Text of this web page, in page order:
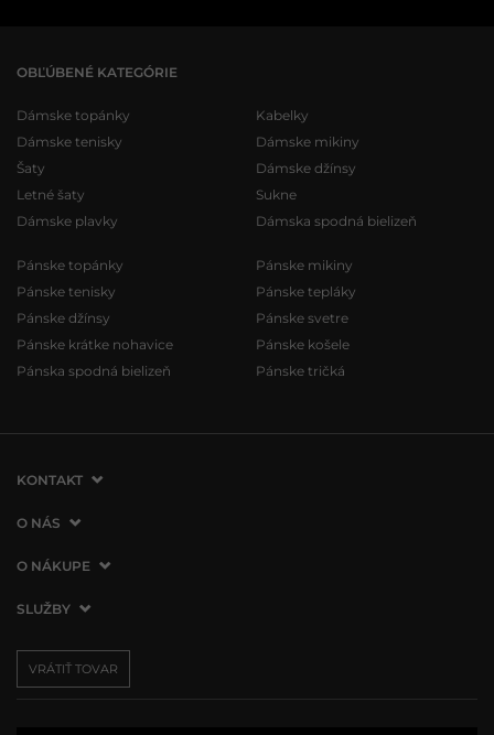
OBĽÚBENÉ KATEGÓRIE
Dámske topánky
Dámske tenisky
Šaty
Letné šaty
Dámske plavky
Kabelky
Dámske mikiny
Dámske džínsy
Sukne
Dámska spodná bielizeň
Pánske topánky
Pánske tenisky
Pánske džínsy
Pánske krátke nohavice
Pánska spodná bielizeň
Pánske mikiny
Pánske tepláky
Pánske svetre
Pánske košele
Pánske tričká
KONTAKT
VERMONT Services Slovakia s. r. o.
821 07 Bratislava
Slovenská republika
info@vermont.sk
O NÁS
O spoločnosti
Naše predajne
Presscentrum
O NÁKUPE
Ako nakupovať
Vrátenie tovaru
Reklamácie
SLUŽBY
Doprava a platba
Darčekové poukážky
VRÁTIŤ TOVAR